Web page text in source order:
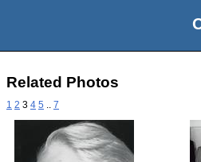
Related Photos
1 2 3 4 5 7